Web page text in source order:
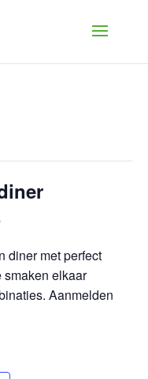
diner met perfect
smaken elkaar
Aanmelden